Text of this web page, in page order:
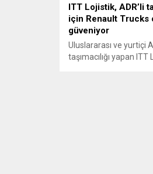
ITT Lojistik, ADR’li
için Renault Trucks
güveniyor
Uluslararası ve yurtiçi
taşımacılığı yapan ITT